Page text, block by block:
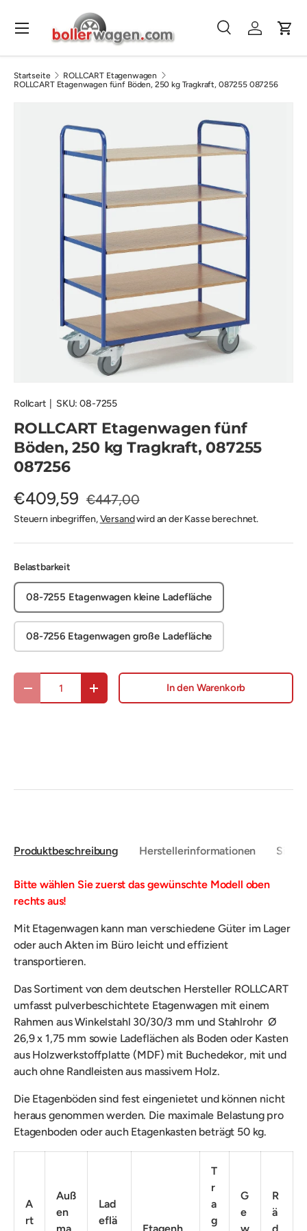
Direkt zum Inhalt
Suchen
SucheEinloggen
Menü
Startseite
ROLLCART Etagenwagen
ROLLCART Etagenwagen fünf Böden, 250 kg Tragkraft, 087255 087256
Rollcart| SKU: 08-7255
ROLLCART Etagenwagen fünf
Böden, 250 kg Tragkraft, 087255
087256
€409,59 €447,00
Steuern inbegriffen,Versandwird an der Kasse berechnet.
Belastbarkeit
08-7255 Etagenwagen kleine Ladefläche
08-7256 Etagenwagen große Ladefläche
Anzahl
Menge verringernMenge erhöhen In den Warenkorb
Produktbeschreibung Herstellerinformationen
Bitte wählen Sie zuerst das gewünschte Modell oben
rechts aus!
Mit Etagenwagen kann man verschiedene Güter im Lager
oder auch Akten im Büro leicht und effizient
transportieren.
Das Sortiment von dem deutschen Hersteller ROLLCART
umfasst pulverbeschichtete Etagenwagen mit einem
Rahmen aus Winkelstahl 30/30/3 mm und Stahlrohr Ø
26,9 x 1,75 mm sowie Ladeflächen als Boden oder Kasten
aus Holzwerkstoffplatte (MDF) mit Buchedekor, mit und
auch ohne Randleisten aus massivem Holz.
Die Etagenböden sind fest eingenietet und können nicht
heraus genommen werden. Die maximale Belastung pro
Etagenboden oder auch Etagenkasten beträgt 50 kg.
A
rt
Auß
en
Lad
eflä
T
r
a
g
G
e
R
ä